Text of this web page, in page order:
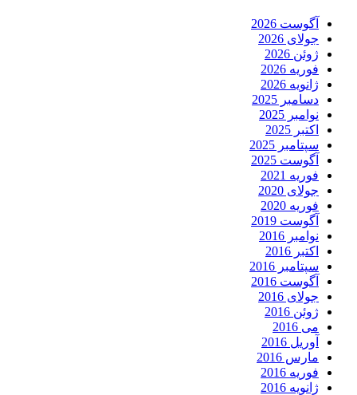
آگوست 2026
جولای 2026
ژوئن 2026
فوریه 2026
ژانویه 2026
دسامبر 2025
نوامبر 2025
اکتبر 2025
سپتامبر 2025
آگوست 2025
فوریه 2021
جولای 2020
فوریه 2020
آگوست 2019
نوامبر 2016
اکتبر 2016
سپتامبر 2016
آگوست 2016
جولای 2016
ژوئن 2016
می 2016
آوریل 2016
مارس 2016
فوریه 2016
ژانویه 2016